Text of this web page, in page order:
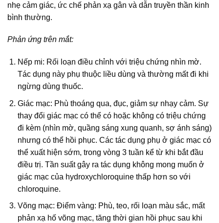
nhẹ cảm giác, ức chế phản xạ gân và dẫn truyền thần kinh
bình thường.
Phản ứng trên mắt:
Nếp mi: Rối loạn điều chỉnh với triệu chứng nhìn mờ.
Tác dụng này phụ thuộc liều dùng và thường mất đi khi
ngừng dùng thuốc.
Giác mạc: Phù thoáng qua, đục, giảm sự nhạy cảm. Sự
thay đổi giác mạc có thể có hoặc không có triệu chứng
đi kèm (nhìn mờ, quầng sáng xung quanh, sợ ánh sáng)
nhưng có thể hồi phục. Các tác dụng phụ ở giác mạc có
thể xuất hiện sớm, trong vòng 3 tuần kể từ khi bắt đầu
điều trị. Tần suất gây ra tác dụng không mong muốn ở
giác mạc của hydroxychloroquine thấp hơn so với
chloroquine.
Võng mạc: Điểm vàng: Phù, teo, rối loạn màu sắc, mất
phản xạ hố võng mạc, tăng thời gian hồi phục sau khi